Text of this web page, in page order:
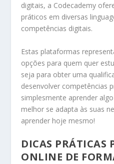
digitais, a Codecademy
práticos em diversas
competências digitais.
Estas plataformas
opções para quem quer
seja para obter uma
desenvolver competências
simplesmente aprender
melhor se adapta às suas
aprender hoje mesmo!
DICAS PRÁTICAS
ONLINE DE